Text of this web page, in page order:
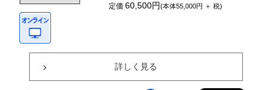
定価60,500円(本体55,000円 ＋ 税)
詳しく見る